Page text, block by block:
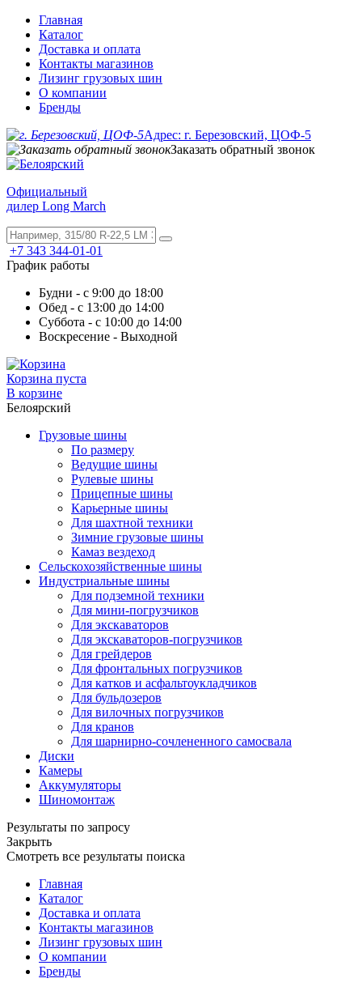
Главная
Каталог
Доставка и оплата
Контакты магазинов
Лизинг грузовых шин
О компании
Бренды
Адрес: г. Березовский, ЦОФ-5
Заказать обратный звонок
Официальный
дилер Long March
+7 343 344-01-01
График работы
Будни - с 9:00 до 18:00
Обед - с 13:00 до 14:00
Суббота - с 10:00 до 14:00
Воскресение - Выходной
Корзина пуста
В корзине
Белоярский
Грузовые шины
По размеру
Ведущие шины
Рулевые шины
Прицепные шины
Карьерные шины
Для шахтной техники
Зимние грузовые шины
Камаз вездеход
Сельскохозяйственные шины
Индустриальные шины
Для подземной техники
Для мини-погрузчиков
Для экскаваторов
Для экскаваторов-погрузчиков
Для грейдеров
Для фронтальных погрузчиков
Для катков и асфальтоукладчиков
Для бульдозеров
Для вилочных погрузчиков
Для кранов
Для шарнирно-сочлененного самосвала
Диски
Камеры
Аккумуляторы
Шиномонтаж
Результаты по запросу
Закрыть
Смотреть все результаты поиска
Главная
Каталог
Доставка и оплата
Контакты магазинов
Лизинг грузовых шин
О компании
Бренды